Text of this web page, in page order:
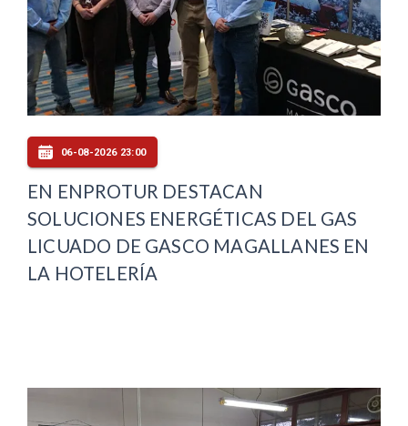
06-08-2026 23:00
EN ENPROTUR DESTACAN
SOLUCIONES ENERGÉTICAS DEL GAS
LICUADO DE GASCO MAGALLANES EN
LA HOTELERÍA